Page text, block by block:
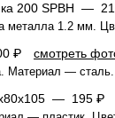
200 SPBH —
1.2 мм.
₽ смотреть
Материал —
— 195 ₽